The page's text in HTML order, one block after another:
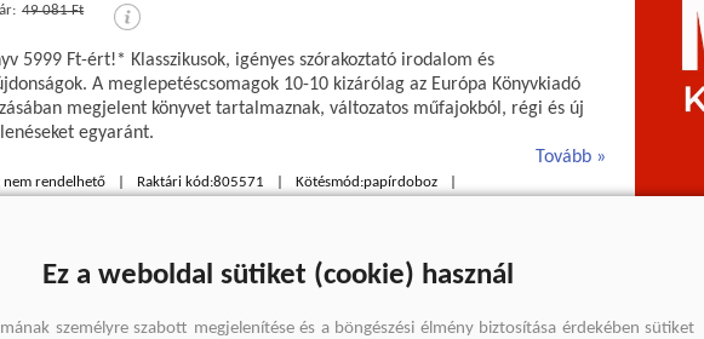
49 081 Ft
5999 Ft-ért!* Klasszikusok, igényes szórakoztató irodalom és
A meglepetéscsomagok 10-10 kizárólag az Európa Könyvkiadó
megjelent könyvet tartalmaznak, változatos műfajokból, régi és új
egyaránt.
Tovább
nem rendelhető Raktári kód:805571 Kötésmód:papírdoboz
Ez a weboldal sütiket (cookie) használ
személyre szabott megjelenítése és a böngészési élmény biztosítása érdekében sütiket